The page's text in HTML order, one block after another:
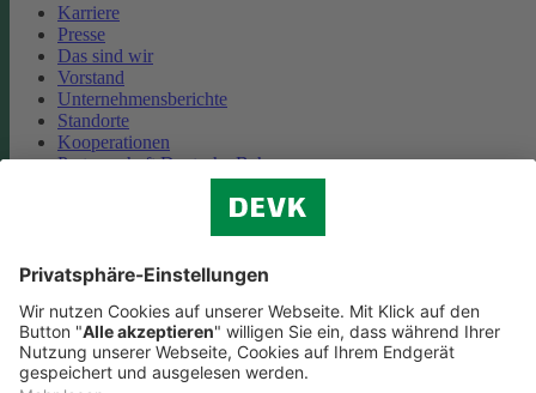
Karriere
Presse
Das sind wir
Vorstand
Unternehmensberichte
Standorte
Kooperationen
Partnerschaft Deutsche Bahn
Cookie-Einstellungen
Datenschutz